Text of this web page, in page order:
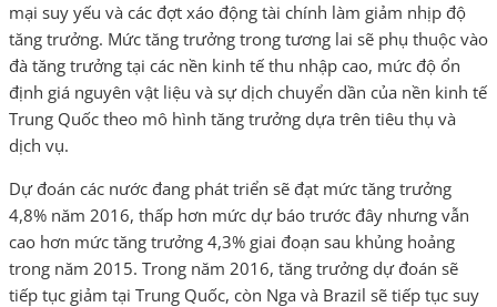
mại suy yếu và các đợt xáo động tài chính làm giảm nhịp độ
tăng trưởng. Mức tăng trưởng trong tương lai sẽ phụ thuộc vào
đà tăng trưởng tại các nền kinh tế thu nhập cao, mức độ ổn
định giá nguyên vật liệu và sự dịch chuyển dần của nền kinh tế
Trung Quốc theo mô hình tăng trưởng dựa trên tiêu thụ và
dịch vụ.
Dự đoán các nước đang phát triển sẽ đạt mức tăng trưởng
4,8% năm 2016, thấp hơn mức dự báo trước đây nhưng vẫn
cao hơn mức tăng trưởng 4,3% giai đoạn sau khủng hoảng
trong năm 2015. Trong năm 2016, tăng trưởng dự đoán sẽ
tiếp tục giảm tại Trung Quốc, còn Nga và Brazil sẽ tiếp tục suy